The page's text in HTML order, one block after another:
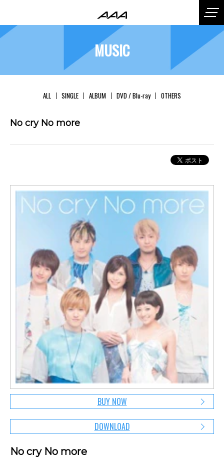
MUSIC
ALL SINGLE ALBUM DVD / Blu-ray OTHERS
No cry No more
BUY NOW
DOWNLOAD
No cry No more